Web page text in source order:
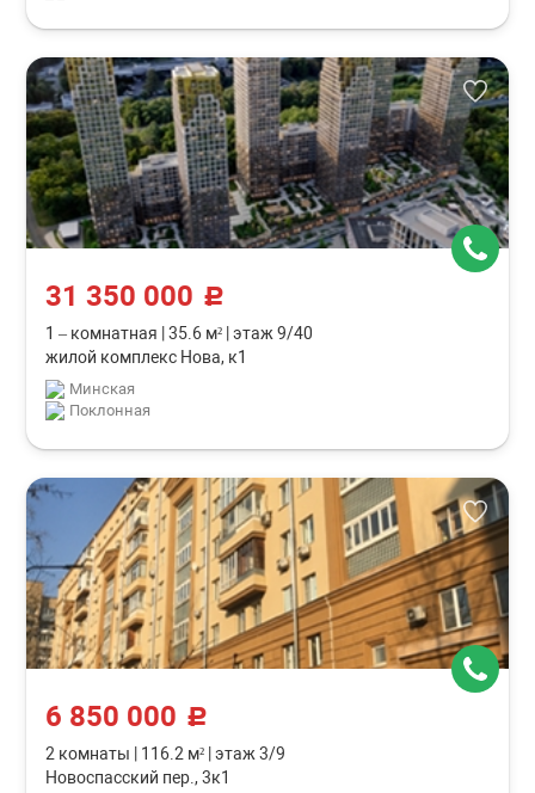
31 350 000 c
1 – комнатная 35.6 м² этаж 9/40
жилой комплекс Нова, к1
Минская
Поклонная
6 850 000 c
2 комнаты 116.2 м² этаж 3/9
Новоспасский пер., 3к1